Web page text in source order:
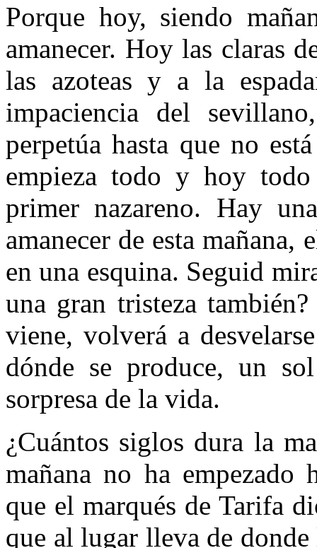
Porque hoy, siendo
amanecer. Hoy las claras
las azoteas y a la
impaciencia del
perpetúa hasta que no
empieza todo y hoy
primer nazareno. Hay
amanecer de esta mañana,
en una esquina. Seguid
una gran tristeza
viene, volverá a
dónde se produce, un
sorpresa de la vida.
¿Cuántos siglos dura la
mañana no ha empezado
que el marqués de Tarifa
que al lugar lleva de